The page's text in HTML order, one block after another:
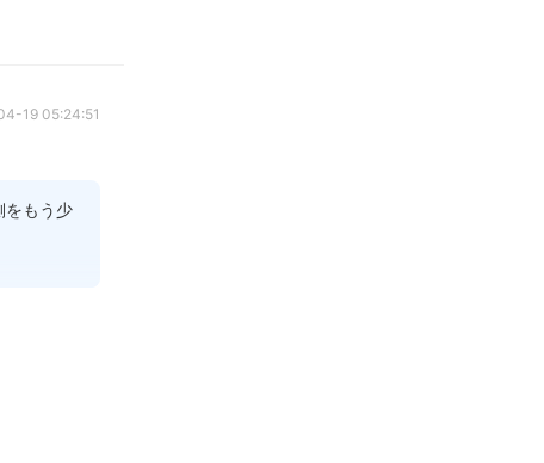
代の都
19 05:24:51
をもう少
の場合
の大き